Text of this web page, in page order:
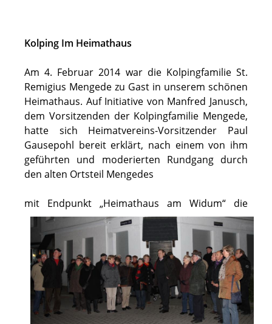
Kolping Im Heimathaus
Am 4. Februar 2014 war die Kolpingfamilie St.
Remigius Mengede zu Gast in unserem schönen
Heimathaus. Auf Initiative von Manfred Janusch,
dem Vorsitzenden der Kolpingfamilie Mengede,
hatte sich Heimatvereins-Vorsitzender Paul
Gausepohl bereit erklärt, nach einem von ihm
geführten und moderierten Rundgang durch
den alten Ortsteil Mengedes
mit Endpunkt „Heimathaus am Widum“ die